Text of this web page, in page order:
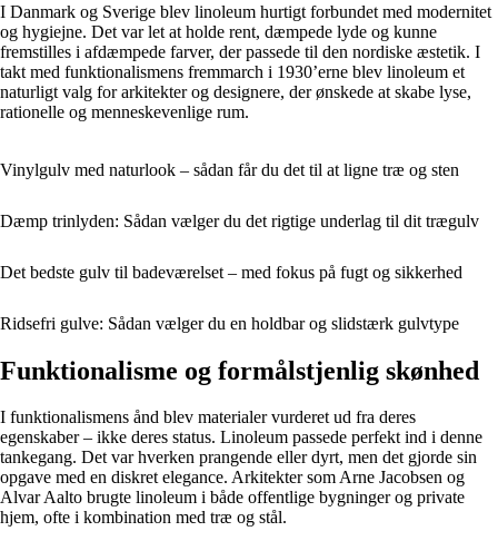
I Danmark og Sverige blev linoleum hurtigt forbundet med modernitet
og hygiejne. Det var let at holde rent, dæmpede lyde og kunne
fremstilles i afdæmpede farver, der passede til den nordiske æstetik. I
takt med funktionalismens fremmarch i 1930’erne blev linoleum et
naturligt valg for arkitekter og designere, der ønskede at skabe lyse,
rationelle og menneskevenlige rum.
Vinylgulv med naturlook – sådan får du det til at ligne træ og sten
Dæmp trinlyden: Sådan vælger du det rigtige underlag til dit trægulv
Det bedste gulv til badeværelset – med fokus på fugt og sikkerhed
Ridsefri gulve: Sådan vælger du en holdbar og slidstærk gulvtype
Funktionalisme og formålstjenlig skønhed
I funktionalismens ånd blev materialer vurderet ud fra deres
egenskaber – ikke deres status. Linoleum passede perfekt ind i denne
tankegang. Det var hverken prangende eller dyrt, men det gjorde sin
opgave med en diskret elegance. Arkitekter som Arne Jacobsen og
Alvar Aalto brugte linoleum i både offentlige bygninger og private
hjem, ofte i kombination med træ og stål.